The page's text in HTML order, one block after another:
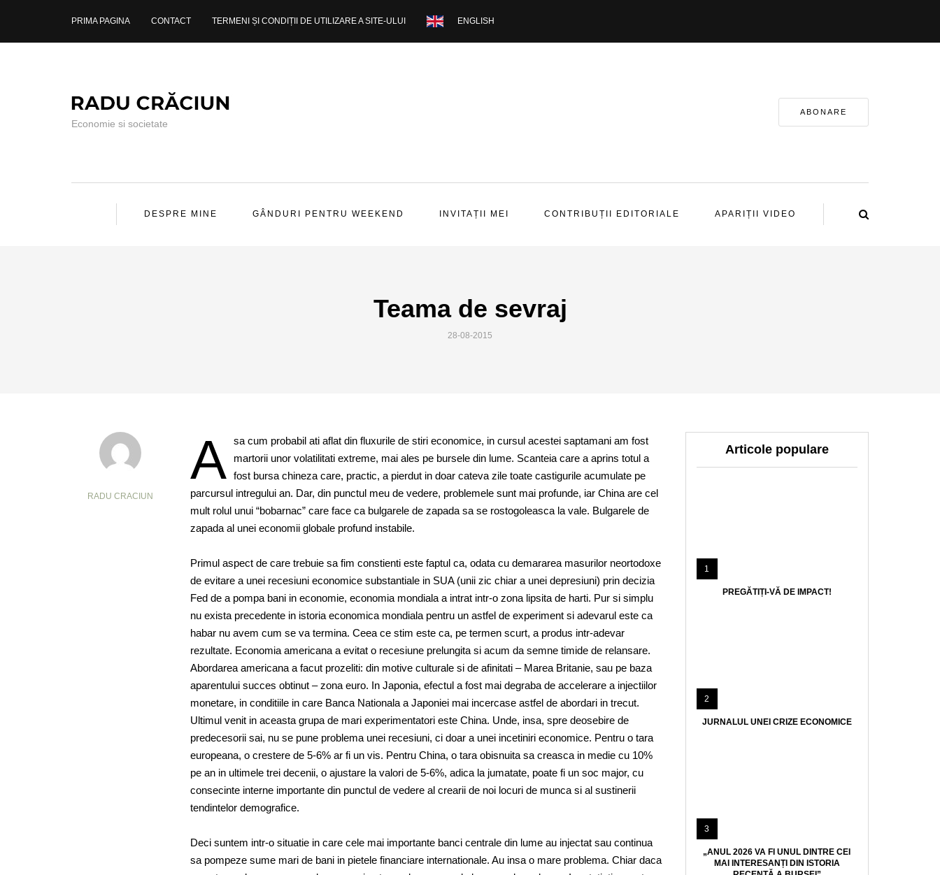
PRIMA PAGINA CONTACT TERMENI ȘI CONDIȚII DE UTILIZARE A SITE-ULUI ENGLISH
Economie si societate
ABONARE
DESPRE MINE GÂNDURI PENTRU WEEKEND INVITAȚII MEI CONTRIBUȚII EDITORIALE APARIȚII VIDEO
Teama de sevraj
28-08-2015
RADU CRACIUN
A sa cum probabil ati aflat din fluxurile de stiri economice, in cursul acestei saptamani am fost
martorii unor volatilitati extreme, mai ales pe bursele din lume. Scanteia care a aprins totul a
fost bursa chineza care, practic, a pierdut in doar cateva zile toate castigurile acumulate pe
parcursul intregului an. Dar, din punctul meu de vedere, problemele sunt mai profunde, iar China are cel
mult rolul unui “bobarnac” care face ca bulgarele de zapada sa se rostogoleasca la vale. Bulgarele de
zapada al unei economii globale profund instabile.
Primul aspect de care trebuie sa fim constienti este faptul ca, odata cu demararea masurilor neortodoxe
de evitare a unei recesiuni economice substantiale in SUA (unii zic chiar a unei depresiuni) prin decizia
Fed de a pompa bani in economie, economia mondiala a intrat intr-o zona lipsita de harti. Pur si simplu
nu exista precedente in istoria economica mondiala pentru un astfel de experiment si adevarul este ca
habar nu avem cum se va termina. Ceea ce stim este ca, pe termen scurt, a produs intr-adevar
rezultate. Economia americana a evitat o recesiune prelungita si acum da semne timide de relansare.
Abordarea americana a facut prozeliti: din motive culturale si de afinitati – Marea Britanie, sau pe baza
aparentului succes obtinut – zona euro. In Japonia, efectul a fost mai degraba de accelerare a injectiilor
monetare, in conditiile in care Banca Nationala a Japoniei mai incercase astfel de abordari in trecut.
Ultimul venit in aceasta grupa de mari experimentatori este China. Unde, insa, spre deosebire de
predecesorii sai, nu se pune problema unei recesiuni, ci doar a unei incetiniri economice. Pentru o tara
europeana, o crestere de 5-6% ar fi un vis. Pentru China, o tara obisnuita sa creasca in medie cu 10%
pe an in ultimele trei decenii, o ajustare la valori de 5-6%, adica la jumatate, poate fi un soc major, cu
consecinte interne importante din punctul de vedere al crearii de noi locuri de munca si al sustinerii
tendintelor demografice.
Deci suntem intr-o situatie in care cele mai importante banci centrale din lume au injectat sau continua
sa pompeze sume mari de bani in pietele financiare internationale. Au insa o mare problema. Chiar daca
Articole populare
1
PREGĂTIȚI-VĂ DE IMPACT!
2
JURNALUL UNEI CRIZE ECONOMICE
3
„ANUL 2026 VA FI UNUL DINTRE CEI
MAI INTERESANȚI DIN ISTORIA